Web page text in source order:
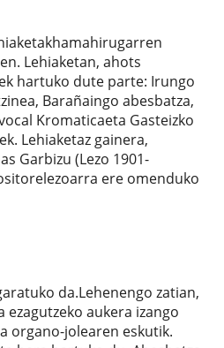
Lehiaketan, ahots
hartuko dute parte: Irungo
Barañaingo abesbatza,
Kromaticaeta Gasteizko
Lehiaketaz gainera,
Garbizu (Lezo 1901-
ere omenduko
da.Lehenengo zatian,
ezagutzeko aukera izango
organo-jolearen eskutik.